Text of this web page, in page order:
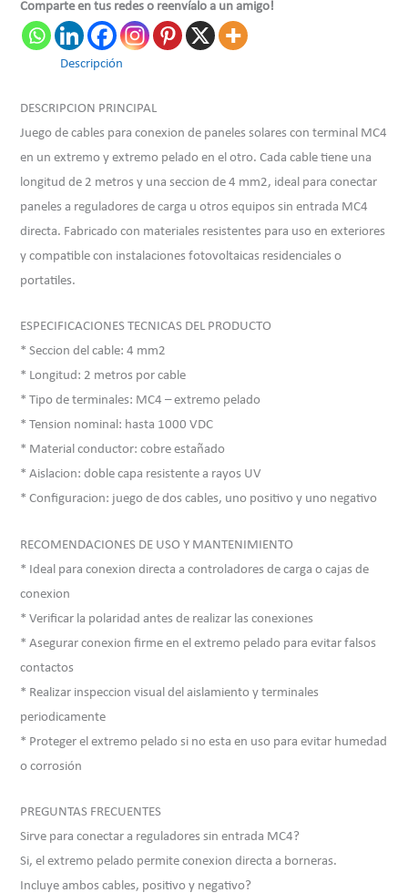
Comparte en tus redes o reenvíalo a un amigo!
Descripción
DESCRIPCION PRINCIPAL
Juego de cables para conexion de paneles solares con terminal MC4
en un extremo y extremo pelado en el otro. Cada cable tiene una
longitud de 2 metros y una seccion de 4 mm2, ideal para conectar
paneles a reguladores de carga u otros equipos sin entrada MC4
directa. Fabricado con materiales resistentes para uso en exteriores
y compatible con instalaciones fotovoltaicas residenciales o
portatiles.
ESPECIFICACIONES TECNICAS DEL PRODUCTO
* Seccion del cable: 4 mm2
* Longitud: 2 metros por cable
* Tipo de terminales: MC4 – extremo pelado
* Tension nominal: hasta 1000 VDC
* Material conductor: cobre estañado
* Aislacion: doble capa resistente a rayos UV
* Configuracion: juego de dos cables, uno positivo y uno negativo
RECOMENDACIONES DE USO Y MANTENIMIENTO
* Ideal para conexion directa a controladores de carga o cajas de
conexion
* Verificar la polaridad antes de realizar las conexiones
* Asegurar conexion firme en el extremo pelado para evitar falsos
contactos
* Realizar inspeccion visual del aislamiento y terminales
periodicamente
* Proteger el extremo pelado si no esta en uso para evitar humedad
o corrosión
PREGUNTAS FRECUENTES
Sirve para conectar a reguladores sin entrada MC4?
Si, el extremo pelado permite conexion directa a borneras.
Incluye ambos cables, positivo y negativo?